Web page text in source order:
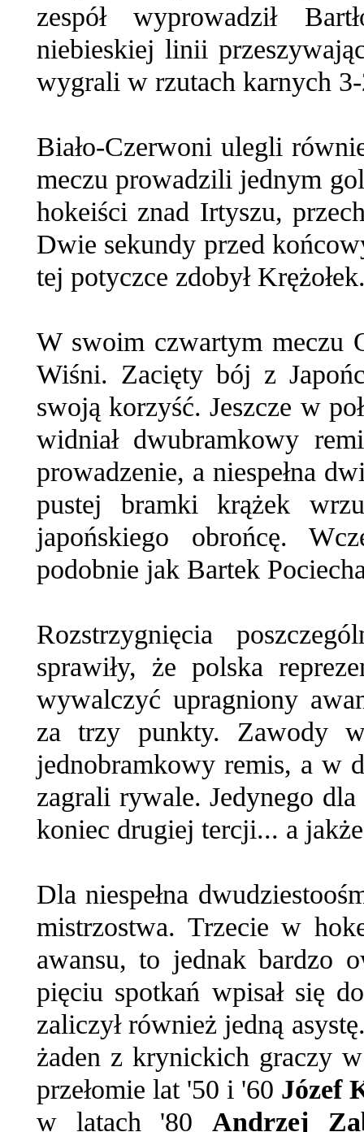
zespół wyprowadził
niebieskiej linii
wygrali w rzutach karnych
Biało-Czerwoni ulegli
meczu prowadzili jednym
hokeiści znad Irtyszu,
Dwie sekundy przed
tej potyczce zdobył
W swoim czwartym meczu
Wiśni. Zacięty bój z
swoją korzyść. Jeszcze w
widniał dwubramkowy
prowadzenie, a niespełna
pustej bramki krążek
japońskiego obrońcę.
podobnie jak Bartek
Rozstrzygnięcia
sprawiły, że polska
wywalczyć upragniony
za trzy punkty. Zawody w
jednobramkowy remis, a w
zagrali rywale. Jedynego
koniec drugiej tercji... a
Dla niespełna
mistrzostwa. Trzecie w
awansu, to jednak bardzo
pięciu spotkań wpisał się
zaliczył również jedną
żaden z krynickich graczy
przełomie lat '50 i '60 Józef
w latach '80 Andrzej